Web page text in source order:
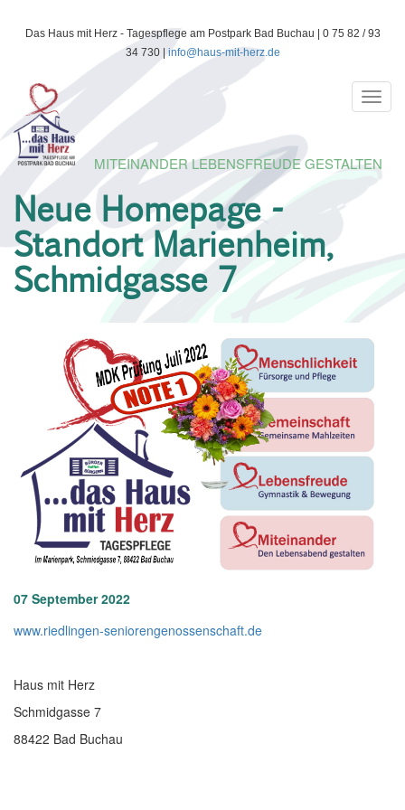
DirektDas Haus mit Herz - Tagespflege am Postpark Bad Buchau | 0 75 82 / 93
34 730 |info@haus-mit-herz.de
MITEINANDER LEBENSFREUDE GESTALTEN
Neue Homepage -
Standort Marienheim,
Schmidgasse 7
07 September 2022
www.riedlingen-seniorengenossenschaft.de
Haus mit Herz
Schmidgasse 7
88422 Bad Buchau